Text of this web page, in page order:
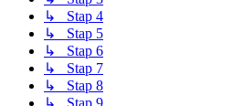
↳ Stap 4
↳ Stap 5
↳ Stap 6
↳ Stap 7
↳ Stap 8